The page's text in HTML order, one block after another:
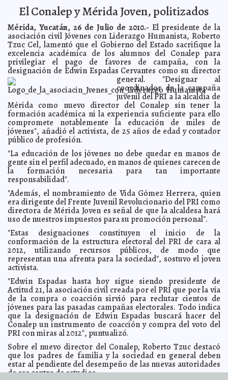
Cevalles Juan Gabriel Ceballos Uc
Polémico ex funcionario yucateco asume cargo en
Cancún Juan Gabriel Ceballos Uc
2010-07-28 12:10:09 Primer "coche volador" Javier Eduardo Cámara Menéndez
2010-07-28 11:54:16 Capacitan a indígenas mayas en la proyección de
iniciativas productivas A7
2010-07-28 11:51:06 Firme el comprosmiso Leonor Chan de trabajo por el
pueblo de Kanasín
2010-07-28 11:47:07 Mayapán en plena transformación A7
2010-07-28 11:25:03 Instalan el Comité de Planeación para el Desarrollo del
Municipio de Motul A7
2010-07-28 11:22:00 Alimentos caducos en despensas del Ayuntamiento de
Yaxcabá A7
2010-07-28 10:30:29 Intenso trabajo de aseo urbano en Tunkás
2010-07-28 10:06:24 Advierte el IMSS de cáncer de piel por exposición al Sol
A7
2010-07-28 09:46:31 Sesión de reestructuración del Consejo Municipal de
Desarrollo Rural y Sustentable de Motul 2010-2012
2010-07-28 09:42:55 Campaña para prevenir el dengue en Dzitás A7
2010-07-28 09:07:17 Ambiciosos vulgares Javier Corral Jurado
2010-07-28 08:56:04 Regeneración azul Lois Izquierdo
2010-07-27 17:26:04 Tratan de desestabilizar al Ayuntamiento de Kanasín A7
2010-07-27 17:23:26 Curso de verano en Seyé: "Aprender jugando" A7
2010-07-27 17:20:21 Todos contra el dengue en Opichén
2010-07-27 17:15:26 El Ayuntamiento de Chicxulub Pueblo promueve la
atención a jóvenes
2010-07-27 17:09:41 Extremar precauciones previene la muerte súbita: IMSS
A7
2010-07-27 16:59:50 México no cuenta con el Plan Nacional de Contingencia
ante derrame de BP De Varios Autores
2010-07-27 16:51:27 Capacitan a policías municipales de Cenotillo
2010-07-27 14:46:27 Hidalgo aprueba nueva ley anti narcóticos Juan Gabriel
Ceballos Uc
2010-07-27 13:40:29 Plataforma de lanzamientos espaciales en Q. Roo
El Conalep y Mérida Joven, politizados
Mérida, Yucatán, 26 de Julio de 2010.- El presidente de la
asociación civil Jóvenes con Liderazgo Humanista, Roberto
Tzuc Cel, lamentó que el Gobierno del Estado sacrifique la
excelencia académica de los alumnos del Conalep para
privilegiar el pago de favores de campaña, con la
designación de Edwin Espadas Cervantes como su director
general. "Designar al
coordinador de la campaña
juvenil del PRI a la alcaldía de
Mérida como nuevo director del Conalep sin tener la
formación académica ni la experiencia suficiente para ello
compromete notablemente la educación de miles de
jóvenes", añadió el activista, de 25 años de edad y contador
público de profesión.
"La educación de los jóvenes no debe quedar en manos de
gente sin el perfil adecuado, en manos de quienes carecen de
la formación necesaria para tan importante
responsabilidad".
"Además, el nombramiento de Vida Gómez Herrera, quien
era dirigente del Frente Juvenil Revolucionario del PRI como
directora de Mérida Joven es señal de que la alcaldesa hará
uso de nuestros impuestos para su promoción personal".
"Estas designaciones constituyen el inicio de la
conformación de la estructura electoral del PRI de cara al
2012, utilizando recursos públicos, de modo que
representan una afrenta para la sociedad", sostuvo el joven
activista.
"Edwin Espadas hasta hoy sigue siendo presidente de
Actitud 21, la asociación civil creada por el PRI que por la vía
de la compra o coacción sirvió para reclutar cientos de
jóvenes para las pasadas campañas electorales. Todo indica
que la designación de Edwin Espadas buscará hacer del
Conalep un instrumento de coacción y compra del voto del
PRI con miras al 2012", puntualizó.
Sobre el nuevo director del Conalep, Roberto Tzuc destacó
que los padres de familia y la sociedad en general deben
estar al pendiente del desempeño de las nuevas autoridades
de ese centro de estudios.